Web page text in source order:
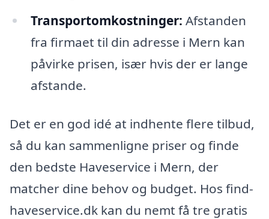
Transportomkostninger: Afstanden
fra firmaet til din adresse i Mern kan
påvirke prisen, især hvis der er lange
afstande.
Det er en god idé at indhente flere tilbud,
så du kan sammenligne priser og finde
den bedste Haveservice i Mern, der
matcher dine behov og budget. Hos find-
haveservice.dk kan du nemt få tre gratis